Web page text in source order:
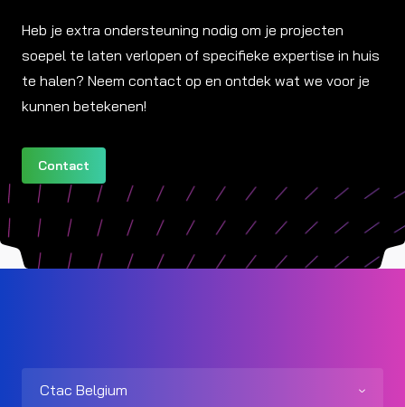
Heb je extra ondersteuning nodig om je projecten
soepel te laten verlopen of specifieke expertise in huis
te halen? Neem contact op en ontdek wat we voor je
kunnen betekenen!
Contact
Ctac Belgium